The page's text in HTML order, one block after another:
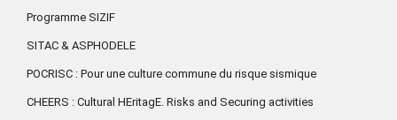
Programme SIZIF
SITAC & ASPHODELE
POCRISC : Pour une culture commune du risque sismique
CHEERS : Cultural HEritagE. Risks and Securing activities